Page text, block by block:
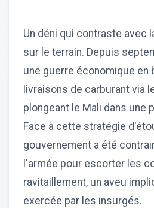
Un déni qui contraste avec
sur le terrain. Depuis
une guerre économique en
livraisons de carburant via
plongeant le Mali dans une
Face à cette stratégie
gouvernement a été
l'armée pour escorter les
ravitaillement, un aveu
exercée par les insurgés.